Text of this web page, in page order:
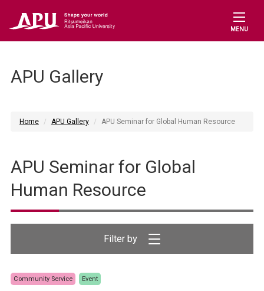
MENU
APU Gallery
Home APU Gallery APU Seminar for Global Human Resource
APU Seminar for Global
Human Resource
Community Service Event